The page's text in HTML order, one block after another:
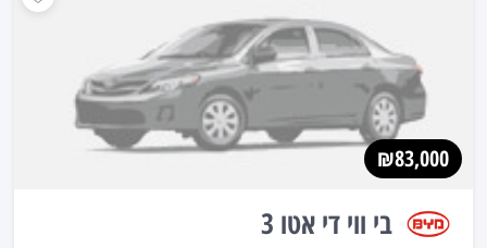
₪83,000
בי ווי די אטו 3